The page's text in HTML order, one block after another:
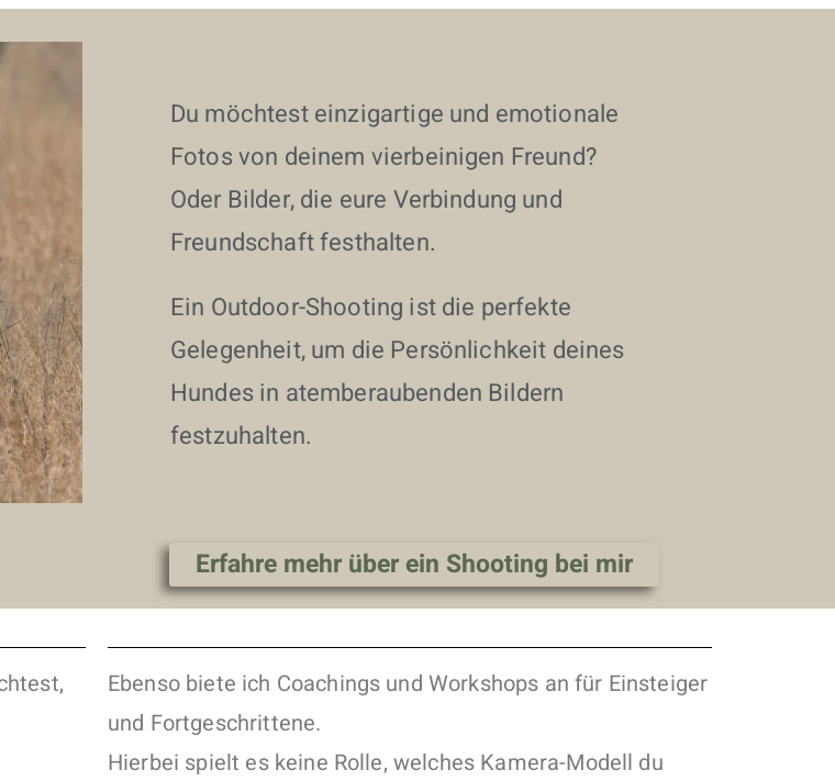
Du möchtest einzigartige und emotionale
Fotos von deinem vierbeinigen Freund?
Oder Bilder, die eure Verbindung und
Freundschaft festhalten.
Ein Outdoor-Shooting ist die perfekte
Gelegenheit, um die Persönlichkeit deines
Hundes in atemberaubenden Bildern
festzuhalten.
Erfahre mehr über ein Shooting bei mir
Ebenso biete ich Coachings und Workshops an für Einsteiger
und Fortgeschrittene.
Hierbei spielt es keine Rolle, welches Kamera-Modell du